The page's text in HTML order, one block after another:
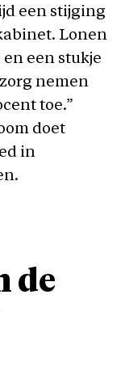
een stijging
Lonen
een stukje
nemen
toe.”
doet
in
de